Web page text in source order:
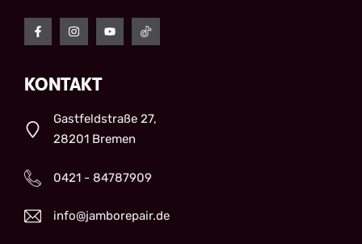
KONTAKT
Gastfeldstraße 27,
28201 Bremen
0421 - 84787909
info@jamborepair.de